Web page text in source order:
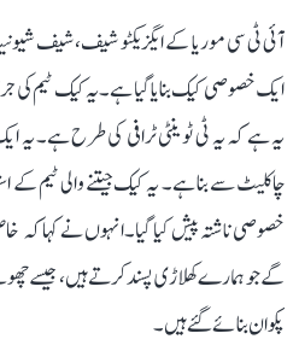
آئی ٹی سی موریا کے ایگزیکٹو شیف، شیف
ایک خصوصی کیک بنایا گیا ہے۔ یہ کیک ٹیم
یہ ہے کہ یہ ٹی ٹوینٹی ٹرافی کی طرح ہے۔ یہ
چاکلیٹ سے بنا ہے۔ یہ کیک جیتنے والی ٹیم کے
خصوصی ناشتہ پیش کیا گیا۔انہوں نے کہا کہ
گے جو ہمارے کھلاڑی پسند کرتے ہیں،
پکوان بنائے گئے ہیں۔